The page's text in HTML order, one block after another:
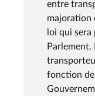
entre
majoration
loi qui sera
Parlement.
fonction de